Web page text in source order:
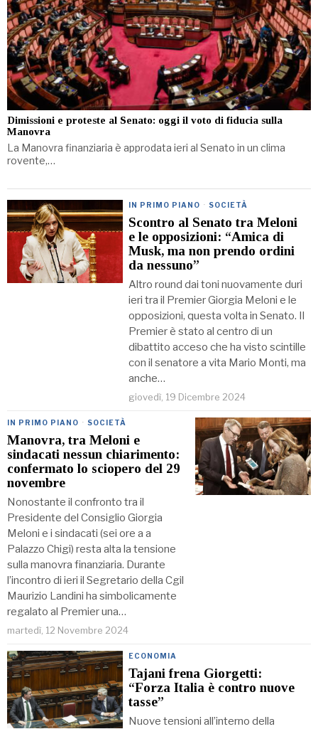
Dimissioni e proteste al Senato: oggi il voto di fiducia sulla
Manovra
La Manovra finanziaria è approdata ieri al Senato in un clima
rovente,…
IN PRIMO PIANO · SOCIETÀ
Scontro al Senato tra Meloni
e le opposizioni: “Amica di
Musk, ma non prendo ordini
da nessuno”
Altro round dai toni nuovamente duri
ieri tra il Premier Giorgia Meloni e le
opposizioni, questa volta in Senato. Il
Premier è stato al centro di un
dibattito acceso che ha visto scintille
con il senatore a vita Mario Monti, ma
anche…
giovedì, 19 Dicembre 2024
IN PRIMO PIANO · SOCIETÀ
Manovra, tra Meloni e
sindacati nessun chiarimento:
confermato lo sciopero del 29
novembre
Nonostante il confronto tra il
Presidente del Consiglio Giorgia
Meloni e i sindacati (sei ore a a
Palazzo Chigi) resta alta la tensione
sulla manovra finanziaria. Durante
l’incontro di ieri il Segretario della Cgil
Maurizio Landini ha simbolicamente
regalato al Premier una…
martedì, 12 Novembre 2024
ECONOMIA
Tajani frena Giorgetti:
“Forza Italia è contro nuove
tasse”
Nuove tensioni all’interno della